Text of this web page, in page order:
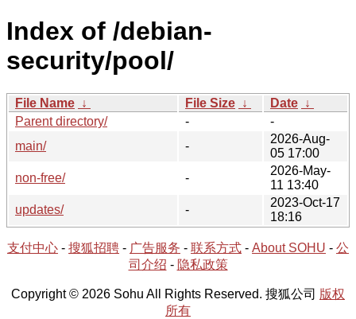
Index of /debian-
security/pool/
File Name ↓ File Size ↓ Date ↓
Parent directory/
-
-
main/
-
2026-Aug-
05 17:00
non-free/
-
2026-May-
11 13:40
updates/
-
2023-Oct-17
18:16
支付中心 - 搜狐招聘 - 广告服务 - 联系方式 - About SOHU - 公
司介绍 - 隐私政策
Copyright © 2026 Sohu All Rights Reserved. 搜狐公司 版权
所有